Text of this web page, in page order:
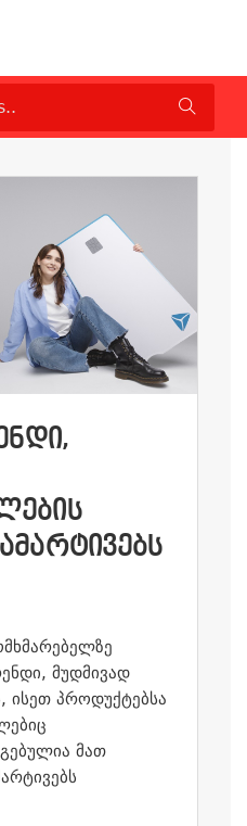
მუდმივად
ისეთ პროდუქტებსა
მათ